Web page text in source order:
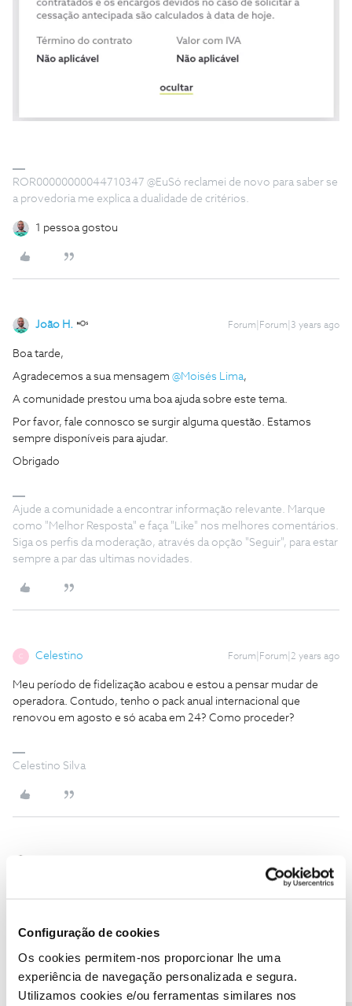
Configuração de cookies
Os cookies permitem-nos proporcionar lhe uma
experiência de navegação personalizada e segura.
Utilizamos cookies e/ou ferramentas similares nos
ROR00000000044710347 @EuSó reclamei de novo para saber se
a provedoria me explica a dualidade de critérios.
1 pessoa gostou
João H. Forum|Forum|3 years ago
Boa tarde,
Agradecemos a sua mensagem @Moisés Lima,
A comunidade prestou uma boa ajuda sobre este tema.
Por favor, fale connosco se surgir alguma questão. Estamos
sempre disponíveis para ajudar.
Obrigado
Ajude a comunidade a encontrar informação relevante. Marque
como "Melhor Resposta" e faça "Like" nos melhores comentários.
Siga os perfis da moderação, através da opção "Seguir", para estar
sempre a par das ultimas novidades.
C Celestino Forum|Forum|2 years ago
Meu período de fidelização acabou e estou a pensar mudar de
operadora. Contudo, tenho o pack anual internacional que
renovou em agosto e só acaba em 24? Como proceder?
Celestino Silva
exista alguma questão em que possamos ajudar, por favor, diga-
Relativamente à sua questão, envie-nos uma mensagem privada
com o seu número de cliente para o perfil